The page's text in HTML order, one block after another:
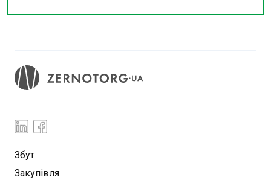
Збут
Закупівля